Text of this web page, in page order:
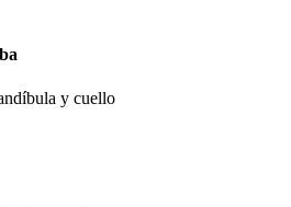
y cuello